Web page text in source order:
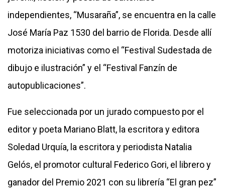
independientes, “Musaraña”, se encuentra en la calle
José María Paz 1530 del barrio de Florida. Desde allí
motoriza iniciativas como el “Festival Sudestada de
dibujo e ilustración” y el “Festival Fanzín de
autopublicaciones”.
Fue seleccionada por un jurado compuesto por el
editor y poeta Mariano Blatt, la escritora y editora
Soledad Urquía, la escritora y periodista Natalia
Gelós, el promotor cultural Federico Gori, el librero y
ganador del Premio 2021 con su librería “El gran pez”